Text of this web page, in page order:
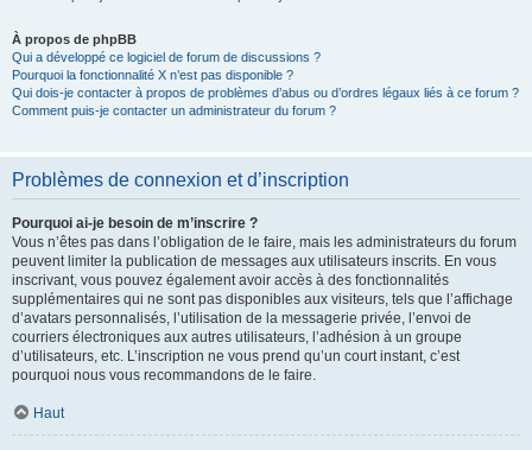
À propos de phpBB
Qui a développé ce logiciel de forum de discussions ?
Pourquoi la fonctionnalité X n’est pas disponible ?
Qui dois-je contacter à propos de problèmes d’abus ou d’ordres légaux liés à ce forum ?
Comment puis-je contacter un administrateur du forum ?
Problèmes de connexion et d’inscription
Pourquoi ai-je besoin de m’inscrire ?
Vous n’êtes pas dans l’obligation de le faire, mais les administrateurs du forum
peuvent limiter la publication de messages aux utilisateurs inscrits. En vous
inscrivant, vous pouvez également avoir accès à des fonctionnalités
supplémentaires qui ne sont pas disponibles aux visiteurs, tels que l’affichage
d’avatars personnalisés, l’utilisation de la messagerie privée, l’envoi de
courriers électroniques aux autres utilisateurs, l’adhésion à un groupe
d’utilisateurs, etc. L’inscription ne vous prend qu’un court instant, c’est
pourquoi nous vous recommandons de le faire.
Haut